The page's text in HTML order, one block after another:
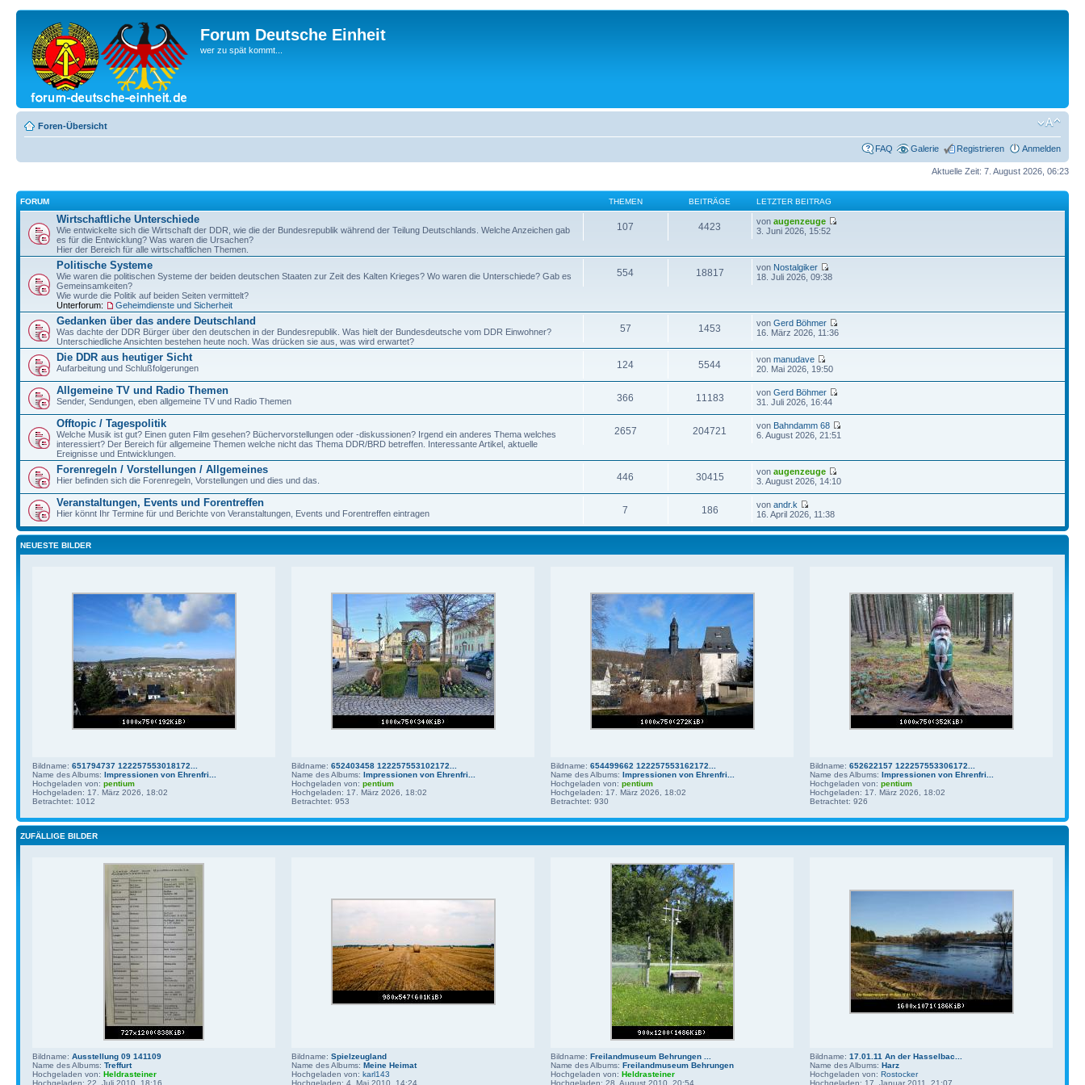
Forum Deutsche Einheit
wer zu spät kommt...
Foren-Übersicht
FAQ Galerie Registrieren Anmelden
Aktuelle Zeit: 7. August 2026, 06:23
FORUM THEMEN BEITRÄGE LETZTER BEITRAG
Wirtschaftliche Unterschiede
Wie entwickelte sich die Wirtschaft der DDR, wie die der Bundesrepublik während der Teilung Deutschlands. Welche Anzeichen gab
es für die Entwicklung? Was waren die Ursachen?
Hier der Bereich für alle wirtschaftlichen Themen.
107 4423 vonaugenzeuge
3. Juni 2026, 15:52
Politische Systeme
Wie waren die politischen Systeme der beiden deutschen Staaten zur Zeit des Kalten Krieges? Wo waren die Unterschiede? Gab es
Gemeinsamkeiten?
Wie wurde die Politik auf beiden Seiten vermittelt?
Unterforum:
Geheimdienste und Sicherheit
554 18817 von Nostalgiker
18. Juli 2026, 09:38
Gedanken über das andere Deutschland
Was dachte der DDR Bürger über den deutschen in der Bundesrepublik. Was hielt der Bundesdeutsche vom DDR Einwohner?
Unterschiedliche Ansichten bestehen heute noch. Was drücken sie aus, was wird erwartet?
57 1453 vonGerd Böhmer
16. März 2026, 11:36
Die DDR aus heutiger Sicht
Aufarbeitung und Schlußfolgerungen 124 5544 vonmanudave
20. Mai 2026, 19:50
Allgemeine TV und Radio Themen
Sender, Sendungen, eben allgemeine TV und Radio Themen 366 11183 vonGerd Böhmer
31. Juli 2026, 16:44
Offtopic / Tagespolitik
Welche Musik ist gut? Einen guten Film gesehen? Büchervorstellungen oder -diskussionen? Irgend ein anderes Thema welches
interessiert? Der Bereich für allgemeine Themen welche nicht das Thema DDR/BRD betreffen. Interessante Artikel, aktuelle
Ereignisse und Entwicklungen.
2657 204721 von Bahndamm 68
6. August 2026, 21:51
Forenregeln / Vorstellungen / Allgemeines
Hier befinden sich die Forenregeln, Vorstellungen und dies und das. 446 30415 vonaugenzeuge
3. August 2026, 14:10
Veranstaltungen, Events und Forentreffen
Hier könnt Ihr Termine für und Berichte von Veranstaltungen, Events und Forentreffen eintragen 7 186 vonandr.k
16. April 2026, 11:38
NEUESTE BILDER
Bildname: 651794737 122257553018172...
Name des Albums: Impressionen von Ehrenfri...
Hochgeladen von: pentium
Hochgeladen: 17. März 2026, 18:02
Betrachtet: 1012
Bildname: 652403458 122257553102172...
Name des Albums: Impressionen von Ehrenfri...
Hochgeladen von: pentium
Hochgeladen: 17. März 2026, 18:02
Betrachtet: 953
Bildname: 654499662 122257553162172...
Name des Albums: Impressionen von Ehrenfri...
Hochgeladen von: pentium
Hochgeladen: 17. März 2026, 18:02
Betrachtet: 930
Bildname: 652622157 122257553306172...
Name des Albums: Impressionen von Ehrenfri...
Hochgeladen von: pentium
Hochgeladen: 17. März 2026, 18:02
Betrachtet: 926
ZUFÄLLIGE BILDER
Bildname: Ausstellung 09 141109
Name des Albums: Treffurt
Hochgeladen von: Heldrasteiner
Hochgeladen: 22. Juli 2010, 18:16
Bildname: Spielzeugland
Name des Albums: Meine Heimat
Hochgeladen von: karl143
Hochgeladen: 4. Mai 2010, 14:24
Bildname: Freilandmuseum Behrungen ...
Name des Albums: Freilandmuseum Behrungen
Hochgeladen von: Heldrasteiner
Hochgeladen: 28. August 2010, 20:54
Bildname: 17.01.11 An der Hasselbac...
Name des Albums: Harz
Hochgeladen von: Rostocker
Hochgeladen: 17. Januar 2011, 21:07